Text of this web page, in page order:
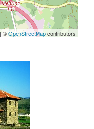
| ©OpenStreetMapcontributors